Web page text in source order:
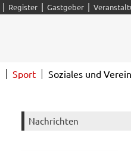
Nachrichten
| Register | Gastgeber |
Sport Soziales und